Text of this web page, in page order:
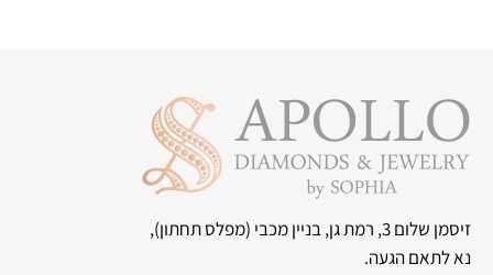
זיסמן שלום 3, רמת גן, בניין מכבי
(מפלס תחתון),
נא לתאם הגעה.